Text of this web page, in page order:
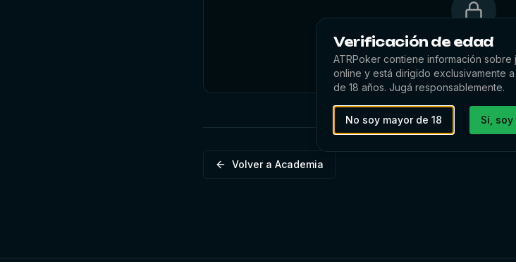
Iniciá sesión para ver
Este contenido es exclusivo para
Iniciar sesión
Volver a Academia
Verificación de edad
ATRPoker contiene información
online y está dirigido exclusivamente
de 18 años. Jugá responsablemente.
No soy mayor de 18 Sí,